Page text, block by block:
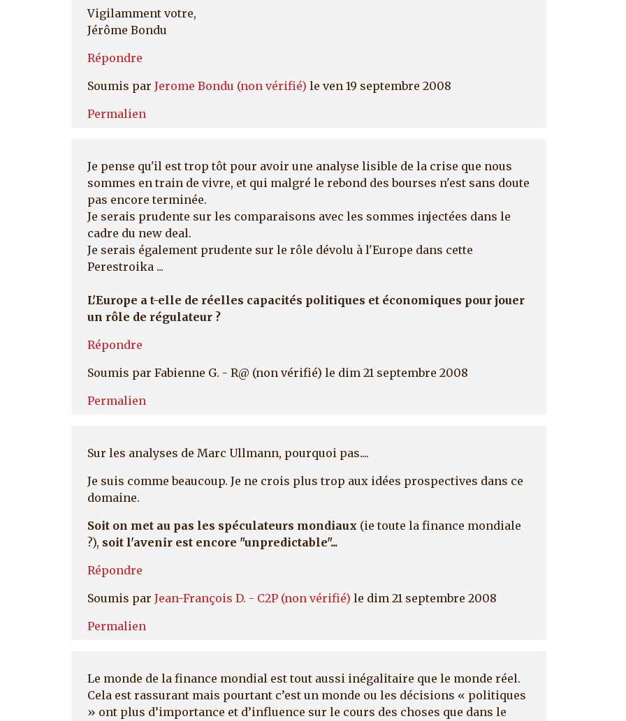
Vigilamment votre,
Jérôme Bondu
Répondre
Soumis par Jerome Bondu (non vérifié) le ven 19 septembre 2008
Permalien
Je pense qu'il est trop tôt pour avoir une analyse lisible de la crise que nous
sommes en train de vivre, et qui malgré le rebond des bourses n'est sans doute
pas encore terminée.
Je serais prudente sur les comparaisons avec les sommes injectées dans le
cadre du new deal.
Je serais également prudente sur le rôle dévolu à l'Europe dans cette
Perestroika ...
L'Europe a t-elle de réelles capacités politiques et économiques pour jouer
un rôle de régulateur ?
Répondre
Soumis par Fabienne G. - R@ (non vérifié) le dim 21 septembre 2008
Permalien
Sur les analyses de Marc Ullmann, pourquoi pas....
Je suis comme beaucoup. Je ne crois plus trop aux idées prospectives dans ce
domaine.
Soit on met au pas les spéculateurs mondiaux (ie toute la finance mondiale
?), soit l'avenir est encore "unpredictable"...
Répondre
Soumis par Jean-François D. - C2P (non vérifié) le dim 21 septembre 2008
Permalien
Le monde de la finance mondial est tout aussi inégalitaire que le monde réel.
Cela est rassurant mais pourtant c’est un monde ou les décisions « politiques
» ont plus d’importance et d’influence sur le cours des choses que dans le